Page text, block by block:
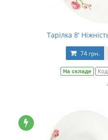
Тарілка 8'
74 грн.
На складе